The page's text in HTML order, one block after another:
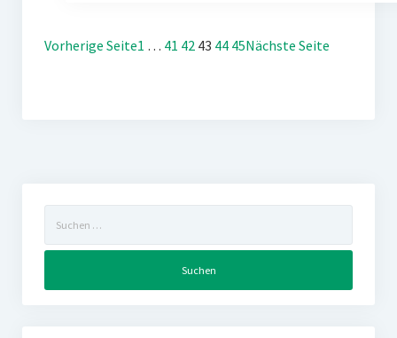
Vorherige Seite1 … 41 42 43 44 45Nächste Seite
nach: